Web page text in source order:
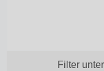
Filter